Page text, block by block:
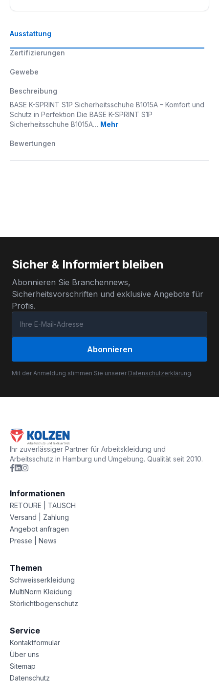
Ausstattung
Zertifizierungen
Gewebe
Beschreibung
BASE K-SPRINT S1P Sicherheitsschuhe B1015A – Komfort und
Schutz in Perfektion Die BASE K-SPRINT S1P
Sicherheitsschuhe B1015A… Mehr
Bewertungen
Sicher & Informiert bleiben
Abonnieren Sie Branchennews,
Sicherheitsvorschriften und exklusive Angebote für
Profis.
Abonnieren
Mit der Anmeldung stimmen Sie unserer Datenschutzerklärung.
Ihr zuverlässiger Partner für Arbeitskleidung und
Arbeitsschutz in Hamburg und Umgebung. Qualität seit 2010.
Informationen
RETOURE | TAUSCH
Versand | Zahlung
Angebot anfragen
Presse | News
Themen
Schweisserkleidung
MultiNorm Kleidung
Störlichtbogenschutz
Service
Kontaktformular
Über uns
Sitemap
Datenschutz